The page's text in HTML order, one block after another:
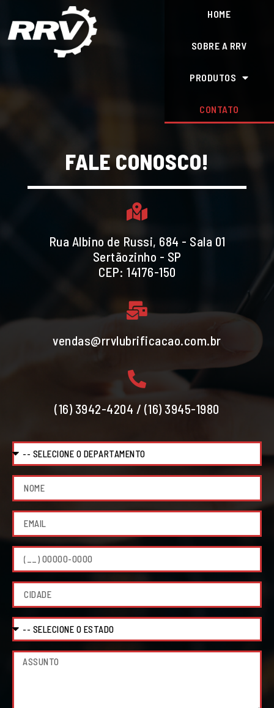
HOME
SOBRE A RRV
PRODUTOS
CONTATO
FALE CONOSCO!
Rua Albino de Russi, 684 - Sala 01
Sertãozinho - SP
CEP: 14176-150
vendas@rrvlubrificacao.com.br
(16) 3942-4204 / (16) 3945-1980